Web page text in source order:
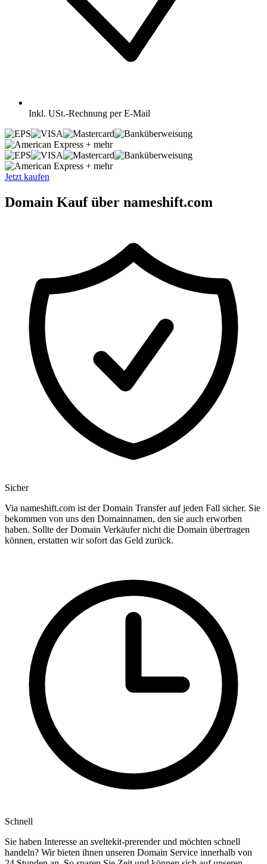
Inkl. USt.-Rechnung per E-Mail
+ mehr
+ mehr
Jetzt kaufen
Domain Kauf über nameshift.com
Sicher
Via nameshift.com ist der Domain Transfer auf jeden Fall sicher. Sie
bekommen von uns den Domainnamen, den sie auch erworben
haben. Sollte der Domain Verkäufer nicht die Domain übertragen
können, erstatten wir sofort das Geld zurück.
Schnell
Sie haben Interesse an sveltekit-prerender und möchten schnell
handeln? Wir bieten ihnen unseren Domain Service innerhalb von